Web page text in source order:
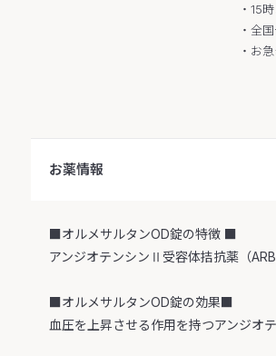
・15
・全
・お
お薬情報
■オルメサルタンOD錠の特徴 ■
アンジオテンシンⅡ受容体拮抗薬（
■オルメサルタンOD錠の効果■
血圧を上昇させる作用を持つアンジオ